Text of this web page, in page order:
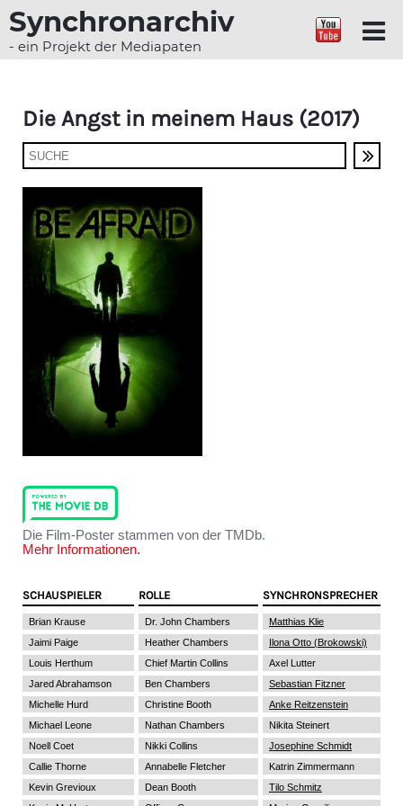
Synchronarchiv
- ein Projekt der Mediapaten
Die Angst in meinem Haus (2017)
Die Film-Poster stammen von der TMDb.
Mehr Informationen.
SCHAUSPIELER ROLLE SYNCHRONSPRECHER
Brian Krause Dr. John Chambers
Matthias Klie
Jaimi Paige
Heather Chambers
Ilona Otto (Brokowski)
Louis Herthum
Chief Martin Collins
Axel Lutter
Jared Abrahamson
Ben Chambers
Sebastian Fitzner
Michelle Hurd
Christine Booth
Anke Reitzenstein
Michael Leone
Nathan Chambers
Nikita Steinert
Noell Coet
Nikki Collins
Josephine Schmidt
Callie Thorne
Annabelle Fletcher
Katrin Zimmermann
Kevin Grevioux
Dean Booth
Tilo Schmitz